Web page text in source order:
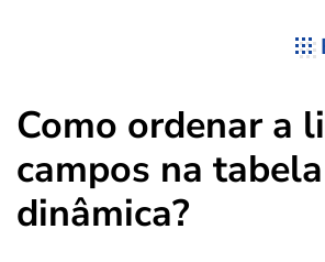
Como ordenar a
campos na tabela
dinâmica?